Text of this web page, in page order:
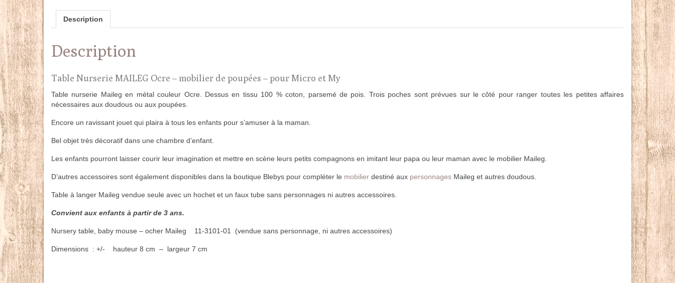
Description
Description
Table Nurserie MAILEG Ocre – mobilier de poupées – pour Micro et My
Table nurserie Maileg en métal couleur Ocre. Dessus en tissu 100 % coton, parsemé de pois. Trois poches sont prévues sur le côté pour ranger toutes les petites affaires
nécessaires aux doudous ou aux poupées.
Encore un ravissant jouet qui plaira à tous les enfants pour s’amuser à la maman.
Bel objet très décoratif dans une chambre d’enfant.
Les enfants pourront laisser courir leur imagination et mettre en scène leurs petits compagnons en imitant leur papa ou leur maman avec le mobilier Maileg.
D’autres accessoires sont également disponibles dans la boutique Blebys pour compléter le mobilier destiné aux personnages Maileg et autres doudous.
Table à langer Maileg vendue seule avec un hochet et un faux tube sans personnages ni autres accessoires.
Convient aux enfants à partir de 3 ans.
Nursery table, baby mouse – ocher Maileg 11-3101-01 (vendue sans personnage, ni autres accessoires)
Dimensions : +/- hauteur 8 cm – largeur 7 cm